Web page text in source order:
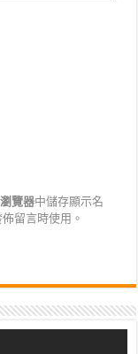
瀏覽器中儲存顯示名
留言時使用。